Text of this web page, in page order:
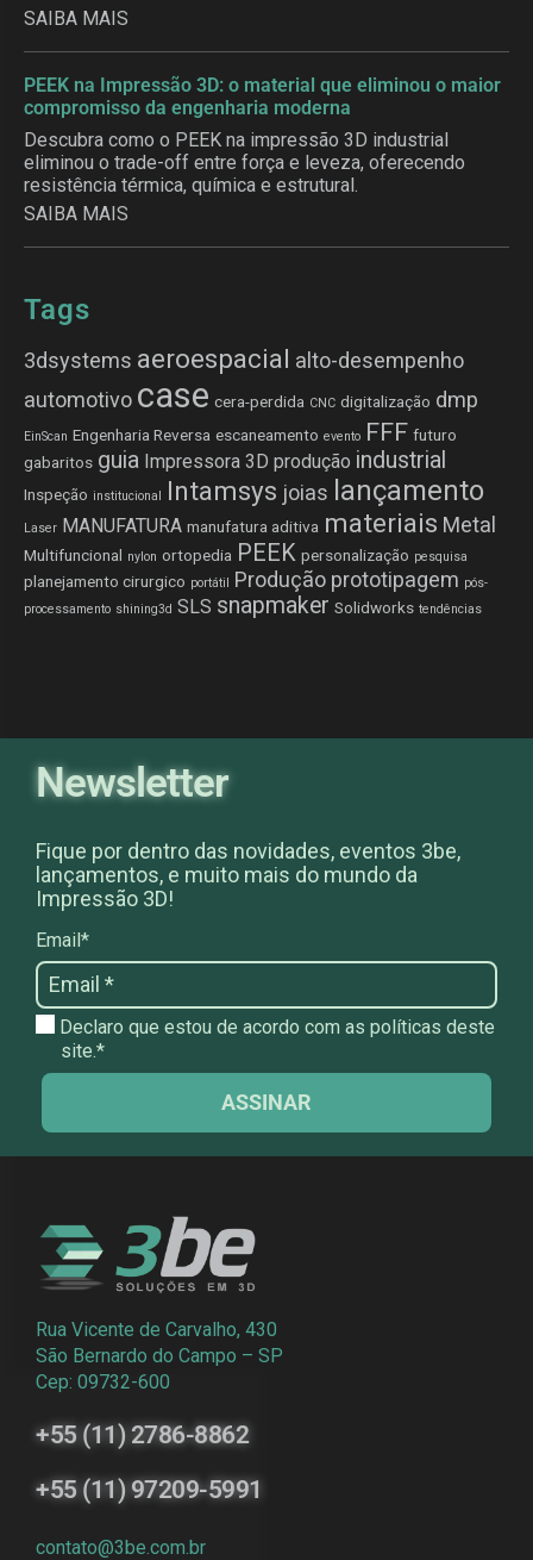
SAIBA MAIS
PEEK na Impressão 3D: o material que eliminou o maior
compromisso da engenharia moderna
Descubra como o PEEK na impressão 3D industrial
eliminou o trade-off entre força e leveza, oferecendo
resistência térmica, química e estrutural.
SAIBA MAIS
Tags
3dsystems aeroespacial alto-desempenho
automotivo case cera-perdida CNC digitalização dmp
EinScan Engenharia Reversa escaneamento evento FFF futuro
gabaritos guia Impressora 3D produção industrial
Inspeção institucional Intamsys joias lançamento
Laser MANUFATURA manufatura aditiva materiais Metal
Multifuncional nylon ortopedia PEEK personalização pesquisa
planejamento cirurgico portátil Produção prototipagem pós-
processamento shining3d SLS snapmaker Solidworks tendências
Newsletter
Fique por dentro das novidades, eventos 3be,
lançamentos, e muito mais do mundo da
Impressão 3D!
Email*
Declaro que estou de acordo com as políticas deste
site.*
ASSINAR
Rua Vicente de Carvalho, 430
São Bernardo do Campo – SP
Cep: 09732-600
+55 (11) 2786-8862
+55 (11) 97209-5991
contato@3be.com.br